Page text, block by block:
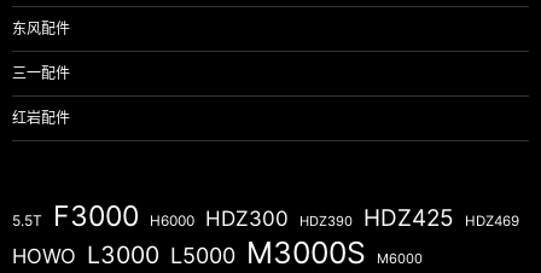
东风配件
三一配件
红岩配件
5.5T F3000 H6000 HDZ300 HDZ390 HDZ425 HDZ469
HOWO L3000 L5000 M3000S M6000